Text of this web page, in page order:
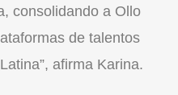
consolidando a Ollo
de talentos
afirma Karina.